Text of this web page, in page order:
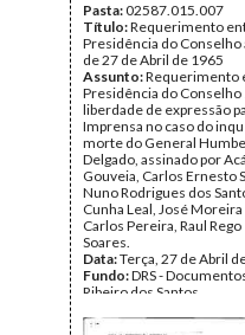
Pasta:02587.015.007
Título:Requerimento
Presidência do Conselho
de 27 de Abril de 1965
Assunto:Requerimento
Presidência do
liberdade de expressão
Imprensa no caso do
morte do General
Delgado, assinado por
Gouveia, Carlos Ernesto
Nuno Rodrigues dos
Cunha Leal, José
Carlos Pereira, Raul
Soares.
Data:Terça, 27 de Abril
Fundo:DRS -
Ribeiro dos Santos
Página(s):1